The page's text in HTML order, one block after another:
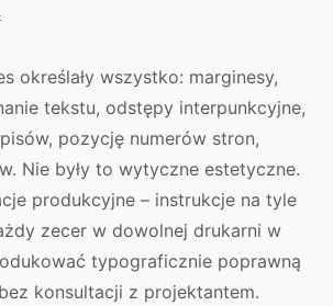
określały wszystko: marginesy,
tekstu, odstępy interpunkcyjne,
pozycję numerów stron,
Nie były to wytyczne estetyczne.
produkcyjne – instrukcje na tyle
zecer w dowolnej drukarni w
typograficznie poprawną
konsultacji z projektantem.